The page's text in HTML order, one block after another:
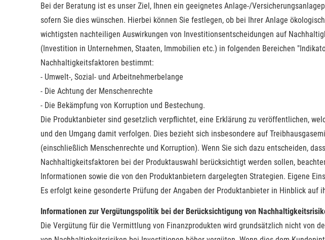
Bei der Beratung ist es unser Ziel, Ihnen ein geeignetes Anlage-/
sofern Sie dies wünschen. Hierbei können Sie festlegen, ob bei Ihrer Anlage
wichtigsten nachteiligen Auswirkungen von Investitionsentscheidungen auf
(Investition in Unternehmen, Staaten, Immobilien etc.) in folgenden Bereichen
Nachhaltigkeitsfaktoren bestimmt:
- Umwelt-, Sozial- und Arbeitnehmerbelange
- Die Achtung der Menschenrechte
- Die Bekämpfung von Korruption und Bestechung.
Die Produktanbieter sind gesetzlich verpflichtet, eine Erklärung zu veröffentlichen,
und den Umgang damit verfolgen. Dies bezieht sich insbesondere auf
(einschließlich Menschenrechte und Korruption). Wenn Sie sich dazu entscheiden,
Nachhaltigkeitsfaktoren bei der Produktauswahl berücksichtigt werden sollen,
Informationen sowie die von den Produktanbietern dargelegten Strategien. Eigene
Es erfolgt keine gesonderte Prüfung der Angaben der Produktanbieter in Hinblick auf
Informationen zur Vergütungspolitik bei der Berücksichtigung von
Die Vergütung für die Vermittlung von Finanzprodukten wird grundsätzlich nicht von